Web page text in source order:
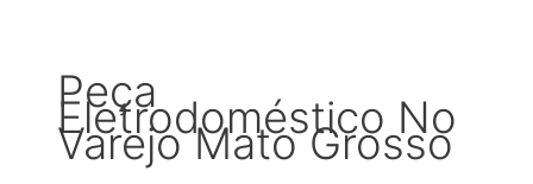
Peça
Eletrodoméstico No
Varejo Mato Grosso